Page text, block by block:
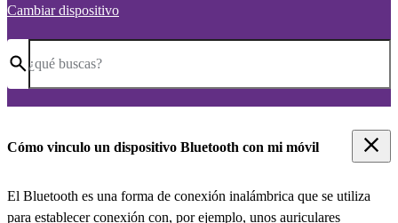
Cambiar dispositivo
¿qué buscas?
Cómo vinculo un dispositivo Bluetooth con mi móvil
El Bluetooth es una forma de conexión inalámbrica que se utiliza
para establecer conexión con, por ejemplo, unos auriculares